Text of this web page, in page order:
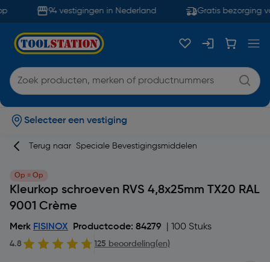
94 vestigingen in Nederland Gratis bezorging
Selecteer een vestiging
Terug naar Speciale Bevestigingsmiddelen
Op = Op
Kleurkop schroeven RVS 4,8x25mm TX20 RAL
9001 Crème
Merk FISINOX Productcode: 84279 | 100 Stuks
4.8 125 beoordeling(en)